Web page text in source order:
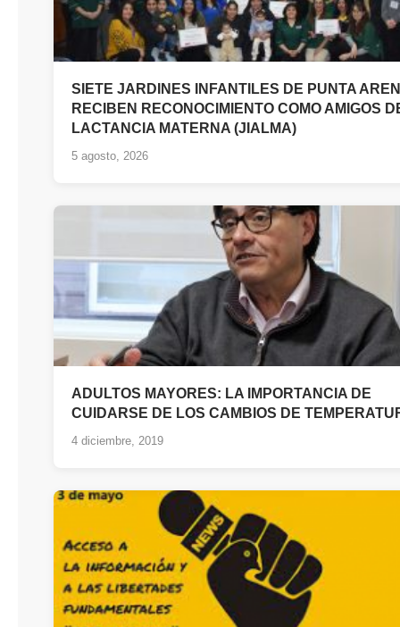
SIETE JARDINES INFANTILES DE PUNTA
RECIBEN RECONOCIMIENTO COMO AMIGOS
LACTANCIA MATERNA (JIALMA)
5 agosto, 2026
ADULTOS MAYORES: LA IMPORTANCIA DE
CUIDARSE DE LOS CAMBIOS DE
4 diciembre, 2019